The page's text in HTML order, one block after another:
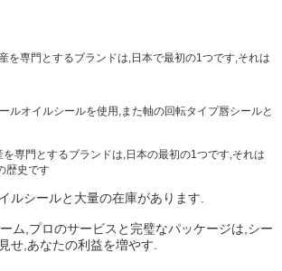
を専門とするブランドは,日本で最初の1つです,それは
ルオイルシールを使用,また軸の回転タイプ唇シールと
専門とするブランドは,日本の最初の1つです,それは
歴史です
ルシールと大量の在庫があります.
ム,プロのサービスと完璧なパッケージは,シー
せ,あなたの利益を増やす.